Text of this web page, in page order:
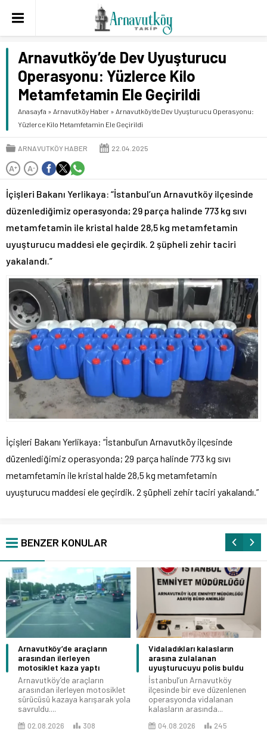
Arnavutköy’de Dev Uyuşturucu
Operasyonu: Yüzlerce Kilo
Metamfetamin Ele Geçirildi
Anasayfa » Arnavutköy Haber » Arnavutköy’de Dev Uyuşturucu Operasyonu:
Yüzlerce Kilo Metamfetamin Ele Geçirildi
ARNAVUTKÖY HABER 22.04.2025
A+ A-
İçişleri Bakanı Yerlikaya: “İstanbul’un Arnavutköy ilçesinde
düzenlediğimiz operasyonda; 29 parça halinde 773 kg sıvı
metamfetamin ile kristal halde 28,5 kg metamfetamin
uyuşturucu maddesi ele geçirdik. 2 şüpheli zehir taciri
yakalandı.”
İçişleri Bakanı Yerlikaya: “İstanbul’un Arnavutköy ilçesinde
düzenlediğimiz operasyonda; 29 parça halinde 773 kg sıvı
metamfetamin ile kristal halde 28,5 kg metamfetamin
uyuşturucu maddesi ele geçirdik. 2 şüpheli zehir taciri yakalandı.”
BENZER KONULAR
Arnavutköy’de araçların
arasından ilerleyen
motosiklet kaza yaptı
Arnavutköy’de araçların
arasından ilerleyen motosiklet
sürücüsü kazaya karışarak yola
savruldu....
02.08.2026 308
Vidaladıkları kalasların
arasına zulalanan
uyuşturucuyu polis buldu
İstanbul’un Arnavutköy
ilçesinde bir eve düzenlenen
operasyonda vidalanan
kalasların arasında...
04.08.2026 245